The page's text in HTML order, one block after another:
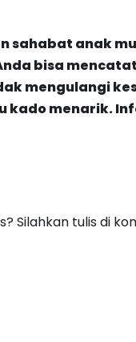
sahabat anak
bisa
mengulangi
kado menarik.
Silahkan tulis di